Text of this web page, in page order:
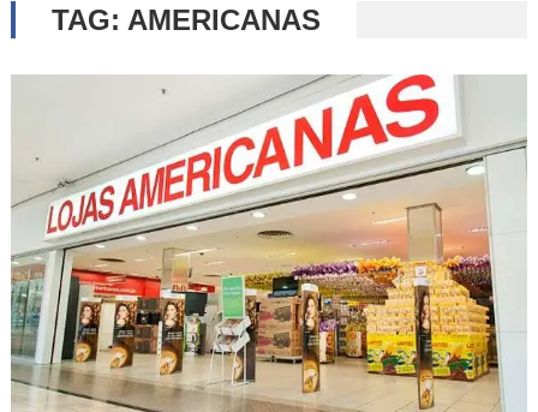
TAG: AMERICANAS